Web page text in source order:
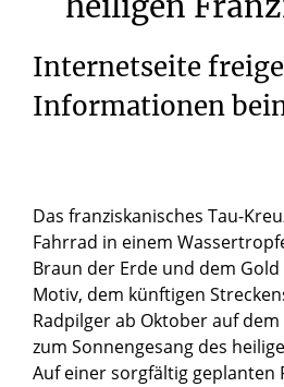
Internetseite
Informationen
Das franziskanisches Tau-
Fahrrad in einem
Braun der Erde und dem
Motiv, dem künftigen
Radpilger ab Oktober auf
zum Sonnengesang des
Auf einer sorgfältig geplanten